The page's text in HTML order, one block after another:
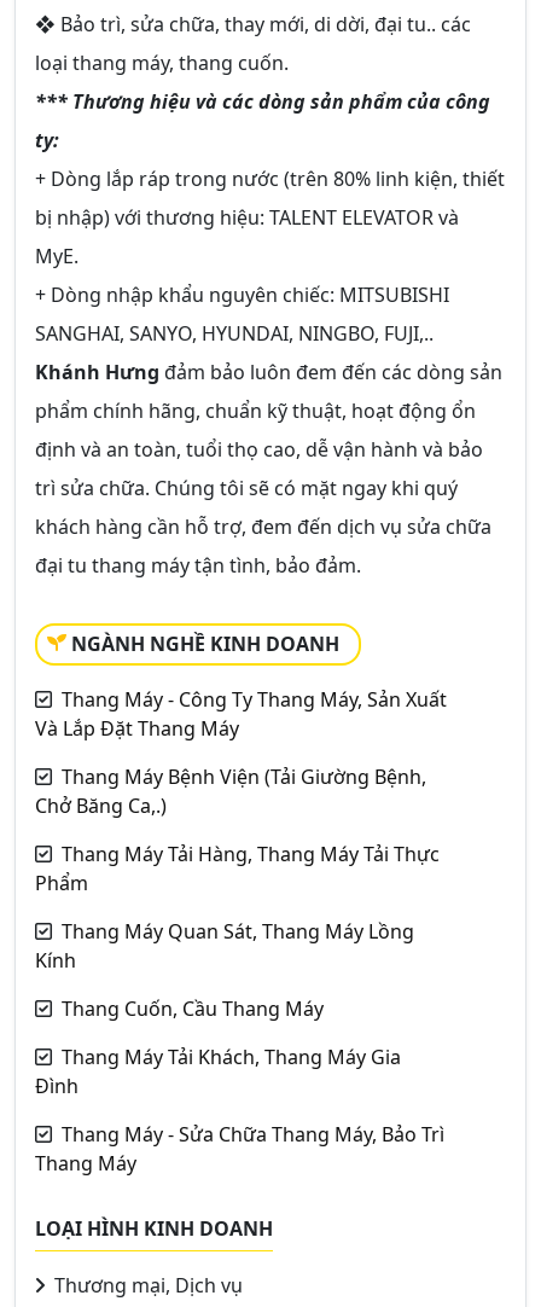
❖ Bảo trì, sửa chữa, thay mới, di dời, đại tu.. các
loại thang máy, thang cuốn.
*** Thương hiệu và các dòng sản phẩm của công
ty:
+ Dòng lắp ráp trong nước (trên 80% linh kiện, thiết
bị nhập) với thương hiệu: TALENT ELEVATOR và
MyE.
+ Dòng nhập khẩu nguyên chiếc: MITSUBISHI
SANGHAI, SANYO, HYUNDAI, NINGBO, FUJI,..
Khánh Hưng đảm bảo luôn đem đến các dòng sản
phẩm chính hãng, chuẩn kỹ thuật, hoạt động ổn
định và an toàn, tuổi thọ cao, dễ vận hành và bảo
trì sửa chữa. Chúng tôi sẽ có mặt ngay khi quý
khách hàng cần hỗ trợ, đem đến dịch vụ sửa chữa
đại tu thang máy tận tình, bảo đảm.
NGÀNH NGHỀ KINH DOANH
Thang Máy - Công Ty Thang Máy, Sản Xuất
Và Lắp Đặt Thang Máy
Thang Máy Bệnh Viện (Tải Giường Bệnh,
Chở Băng Ca,.)
Thang Máy Tải Hàng, Thang Máy Tải Thực
Phẩm
Thang Máy Quan Sát, Thang Máy Lồng
Kính
Thang Cuốn, Cầu Thang Máy
Thang Máy Tải Khách, Thang Máy Gia
Đình
Thang Máy - Sửa Chữa Thang Máy, Bảo Trì
Thang Máy
LOẠI HÌNH KINH DOANH
Thương mại, Dịch vụ